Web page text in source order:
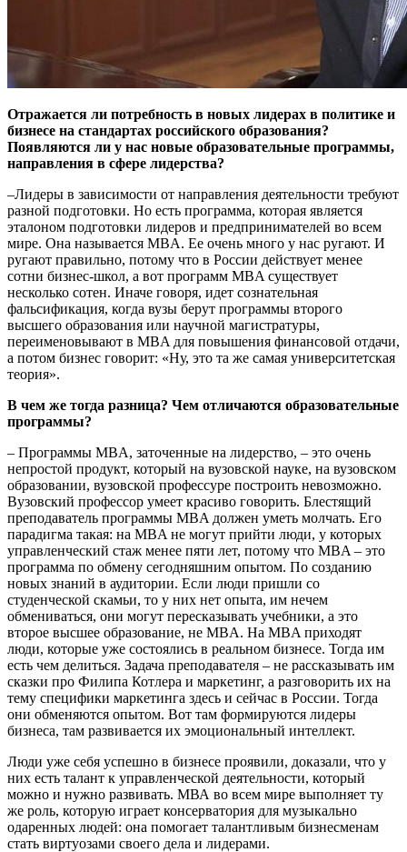
Отражается ли потребность в новых лидерах в политике и
бизнесе на стандартах российского образования?
Появляются ли у нас новые образовательные программы,
направления в сфере лидерства?
–Лидеры в зависимости от направления деятельности требуют
разной подготовки. Но есть программа, которая является
эталоном подготовки лидеров и предпринимателей во всем
мире. Она называется MBA. Ее очень много у нас ругают. И
ругают правильно, потому что в России действует менее
сотни бизнес-школ, а вот программ MBA существует
несколько сотен. Иначе говоря, идет сознательная
фальсификация, когда вузы берут программы второго
высшего образования или научной магистратуры,
переименовывают в MBA для повышения финансовой отдачи,
а потом бизнес говорит: «Ну, это та же самая университетская
теория».
В чем же тогда разница? Чем отличаются образовательные
программы?
– Программы MBA, заточенные на лидерство, – это очень
непростой продукт, который на вузовской науке, на вузовском
образовании, вузовской профессуре построить невозможно.
Вузовский профессор умеет красиво говорить. Блестящий
преподаватель программы MBA должен уметь молчать. Его
парадигма такая: на MBA не могут прийти люди, у которых
управленческий стаж менее пяти лет, потому что MBA – это
программа по обмену сегодняшним опытом. По созданию
новых знаний в аудитории. Если люди пришли со
студенческой скамьи, то у них нет опыта, им нечем
обмениваться, они могут пересказывать учебники, а это
второе высшее образование, не MBA. На MBA приходят
люди, которые уже состоялись в реальном бизнесе. Тогда им
есть чем делиться. Задача преподавателя – не рассказывать им
сказки про Филипа Котлера и маркетинг, а разговорить их на
тему специфики маркетинга здесь и сейчас в России. Тогда
они обменяются опытом. Вот там формируются лидеры
бизнеса, там развивается их эмоциональный интеллект.
Люди уже себя успешно в бизнесе проявили, доказали, что у
них есть талант к управленческой деятельности, который
можно и нужно развивать. МВА во всем мире выполняет ту
же роль, которую играет консерватория для музыкально
одаренных людей: она помогает талантливым бизнесменам
стать виртуозами своего дела и лидерами.